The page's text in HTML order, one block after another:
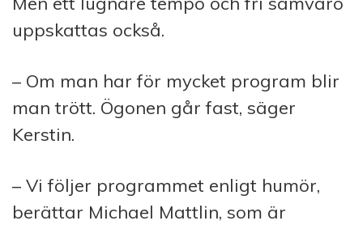
uppskattas också.
– Om man har för mycket program blir
man trött. Ögonen går fast, säger
Kerstin.
– Vi följer programmet enligt humör,
berättar Michael Mattlin, som är